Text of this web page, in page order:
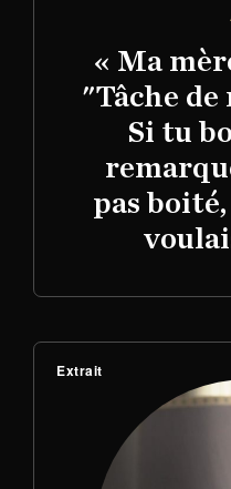
« Ma
"Tâche de
Si tu
pas
Extrait